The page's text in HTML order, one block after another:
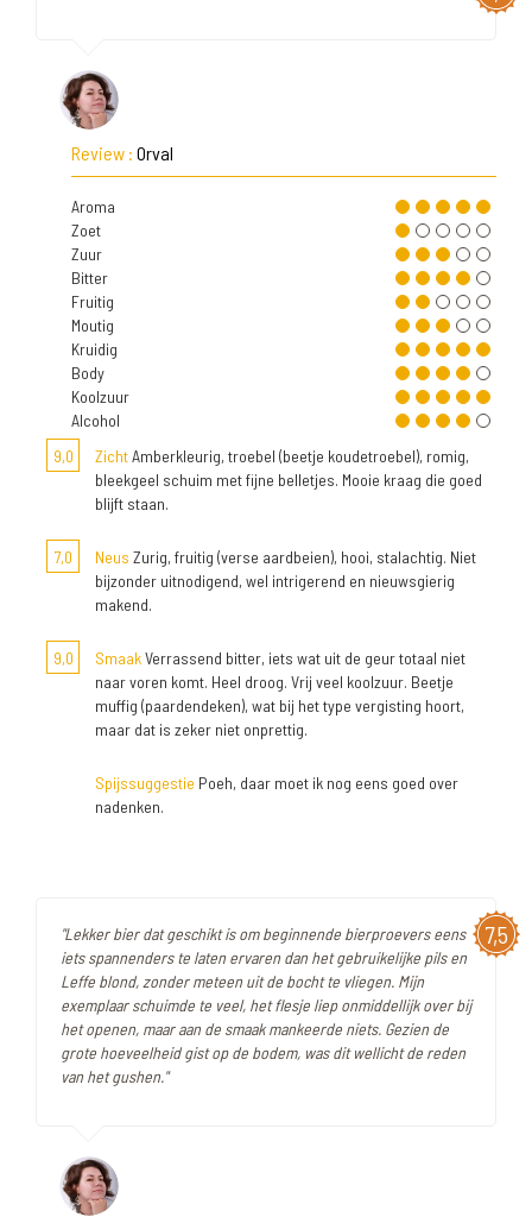
Review : Orval
Aroma
Zoet
Zuur
Bitter
Fruitig
Moutig
Kruidig
Body
Koolzuur
Alcohol
9,0
ZichtAmberkleurig, troebel (beetje koudetroebel), romig,
bleekgeel schuim met fijne belletjes. Mooie kraag die goed
blijft staan.
7,0 Neus Zurig, fruitig (verse aardbeien), hooi, stalachtig. Niet
bijzonder uitnodigend, wel intrigerend en nieuwsgierig
makend.
9,0 SmaakVerrassend bitter, iets wat uit de geur totaal niet
naar voren komt. Heel droog. Vrij veel koolzuur. Beetje
muffig (paardendeken), wat bij het type vergisting hoort,
maar dat is zeker niet onprettig.
Spijssuggestie Poeh, daar moet ik nog eens goed over
nadenken.
7,5
"Lekker bier dat geschikt is om beginnende bierproevers eens
iets spannenders te laten ervaren dan het gebruikelijke pils en
Leffe blond, zonder meteen uit de bocht te vliegen. Mijn
exemplaar schuimde te veel, het flesje liep onmiddellijk over bij
het openen, maar aan de smaak mankeerde niets. Gezien de
grote hoeveelheid gist op de bodem, was dit wellicht de reden
van het gushen."